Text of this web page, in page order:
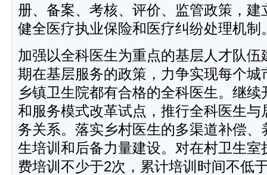
册、备案、考核、评价、监管政策，
健全医疗执业保险和医疗纠纷处理机制
加强以全科医生为重点的基层人才队
期在基层服务的政策，力争实现每个
乡镇卫生院都有合格的全科医生。继
和服务模式改革试点，推行全科医生
务关系。落实乡村医生的多渠道补偿
生培训和后备力量建设。对在村卫生
费培训不少于2次，累计培训时间不低